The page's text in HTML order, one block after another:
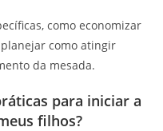
como economizar
como atingir
da mesada.
para iniciar a
filhos?